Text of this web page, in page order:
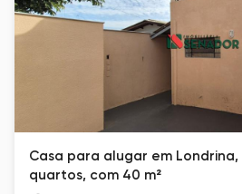
Casa para alugar em
quartos, com 40 m²